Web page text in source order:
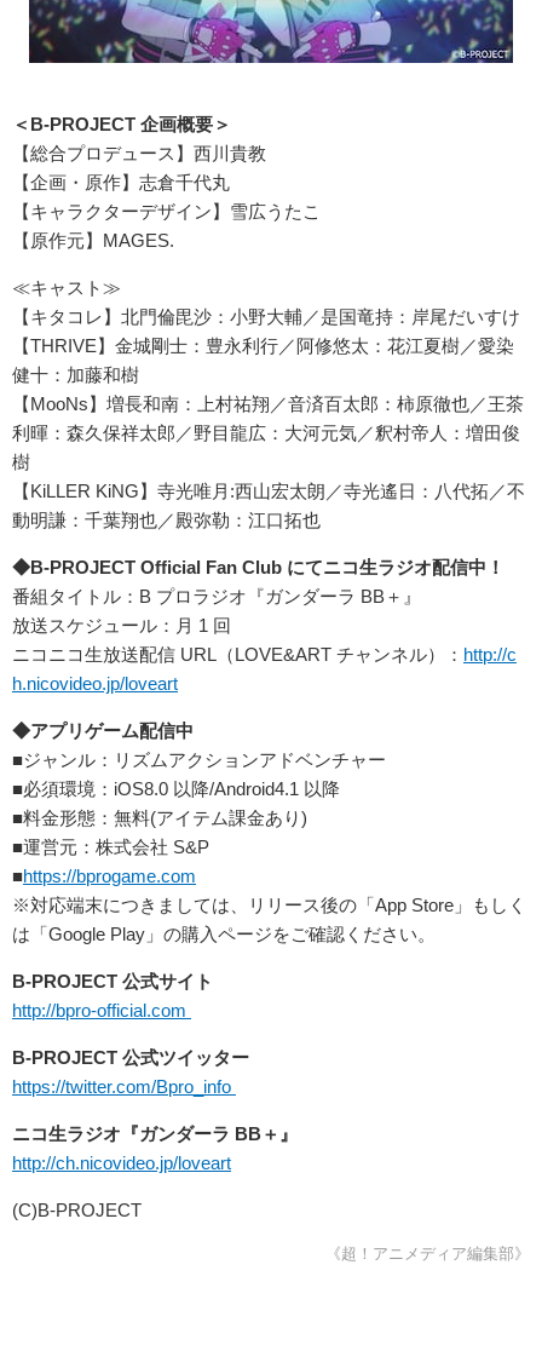
＜B-PROJECT 企画概要＞
【総合プロデュース】西川貴教
【企画・原作】志倉千代丸
【キャラクターデザイン】雪広うたこ
【原作元】MAGES.
≪キャスト≫
【キタコレ】北門倫毘沙：小野大輔／是国竜持：岸尾だいすけ
【THRIVE】金城剛士：豊永利行／阿修悠太：花江夏樹／愛染
健十：加藤和樹
【MooNs】増長和南：上村祐翔／音済百太郎：柿原徹也／王茶
利暉：森久保祥太郎／野目龍広：大河元気／釈村帝人：増田俊
樹
【KiLLER KiNG】寺光唯月:西山宏太朗／寺光遙日：八代拓／不
動明謙：千葉翔也／殿弥勒：江口拓也
◆B-PROJECT Official Fan Club にてニコ生ラジオ配信中！
番組タイトル：B プロラジオ『ガンダーラ BB＋』
放送スケジュール：月 1 回
ニコニコ生放送配信 URL（LOVE&ART チャンネル）： http://c
h.nicovideo.jp/loveart
◆アプリゲーム配信中
■ジャンル：リズムアクションアドベンチャー
■必須環境：iOS8.0 以降/Android4.1 以降
■料金形態：無料(アイテム課金あり)
■運営元：株式会社 S&P
■https://bprogame.com
※対応端末につきましては、リリース後の「App Store」もしく
は「Google Play」の購入ページをご確認ください。
B-PROJECT 公式サイト
http://bpro-official.com
B-PROJECT 公式ツイッター
https://twitter.com/Bpro_info
ニコ生ラジオ『ガンダーラ BB＋』
http://ch.nicovideo.jp/loveart
(C)B-PROJECT
《超！アニメディア編集部》